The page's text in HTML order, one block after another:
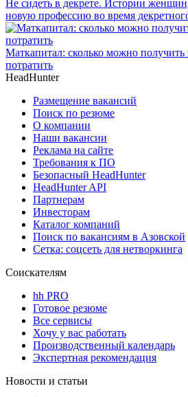
Не сидеть в декрете. Истории
новую профессию во время
Маткапитал: сколько можно получить
потратить
HeadHunter
Размещение вакансий
Поиск по резюме
О компании
Наши вакансии
Реклама на сайте
Требования к ПО
Безопасный HeadHunter
HeadHunter API
Партнерам
Инвесторам
Каталог компаний
Поиск по вакансиям в Азовской
Сетка: соцсеть для нетворкинга
Соискателям
hh PRO
Готовое резюме
Все сервисы
Хочу у вас работать
Производственный календарь
Экспертная рекомендация
Новости и статьи